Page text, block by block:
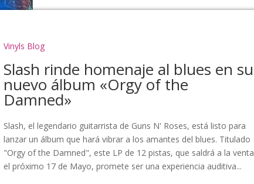
Vinyls Blog
Slash rinde homenaje al blues en su
nuevo álbum «Orgy of the
Damned»
Slash, el legendario guitarrista de Guns N' Roses, está listo para
lanzar un álbum que hará vibrar a los amantes del blues. Titulado
"Orgy of the Damned", este LP de 12 pistas, que saldrá a la venta
el próximo 17 de Mayo, promete ser una experiencia auditiva...